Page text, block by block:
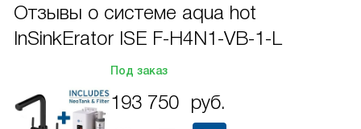
Отзывы о системе aqua hot
InSinkErator ISE F-H4N1-VB-1-L
Под заказ
193 750 руб.